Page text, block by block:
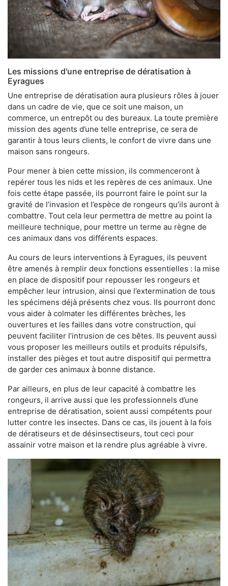
Les missions d'une entreprise de dératisation à
Eyragues
Une entreprise de dératisation aura plusieurs rôles à jouer
dans un cadre de vie, que ce soit une maison, un
commerce, un entrepôt ou des bureaux. La toute première
mission des agents d’une telle entreprise, ce sera de
garantir à tous leurs clients, le confort de vivre dans une
maison sans rongeurs.
Pour mener à bien cette mission, ils commenceront à
repérer tous les nids et les repères de ces animaux. Une
fois cette étape passée, ils pourront faire le point sur la
gravité de l’invasion et l’espèce de rongeurs qu’ils auront à
combattre. Tout cela leur permettra de mettre au point la
meilleure technique, pour mettre un terme au règne de
ces animaux dans vos différents espaces.
Au cours de leurs interventions à Eyragues, ils peuvent
être amenés à remplir deux fonctions essentielles : la mise
en place de dispositif pour repousser les rongeurs et
empêcher leur intrusion, ainsi que l’extermination de tous
les spécimens déjà présents chez vous. Ils pourront donc
vous aider à colmater les différentes brèches, les
ouvertures et les failles dans votre construction, qui
peuvent faciliter l’intrusion de ces bêtes. Ils peuvent aussi
vous proposer les meilleurs outils et produits répulsifs,
installer des pièges et tout autre dispositif qui permettra
de garder ces animaux à bonne distance.
Par ailleurs, en plus de leur capacité à combattre les
rongeurs, il arrive aussi que les professionnels d’une
entreprise de dératisation, soient aussi compétents pour
lutter contre les insectes. Dans ce cas, ils jouent à la fois
de dératiseurs et de désinsectiseurs, tout ceci pour
assainir votre maison et la rendre plus agréable à vivre.